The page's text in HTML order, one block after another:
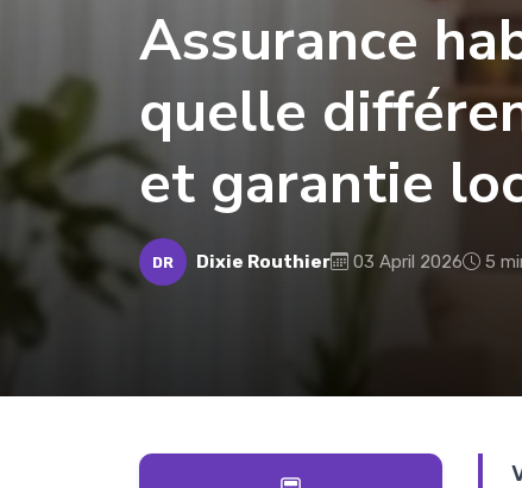
Assurance
quelle
et garantie
DR Dixie Routhier 03 April 2026 5